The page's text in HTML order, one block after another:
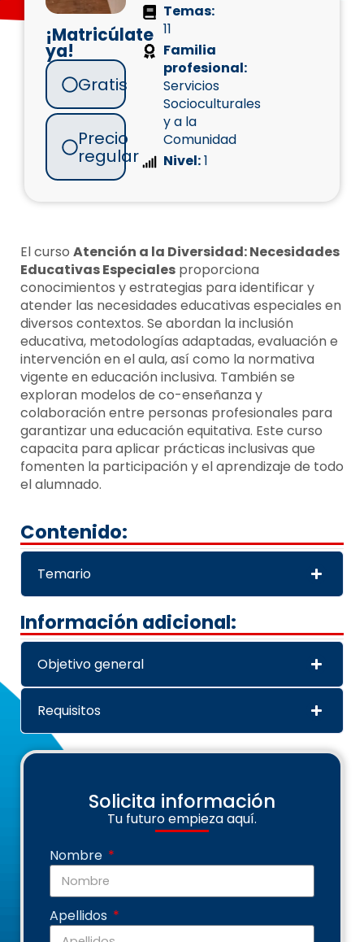
¡Matricúlate
ya!
Gratis
Precio
regular
Temas:
11
Familia
profesional:
Servicios
Socioculturales
y a la
Comunidad
Nivel:1
El curso Atención a la Diversidad: Necesidades
Educativas Especiales proporciona
conocimientos y estrategias para identificar y
atender las necesidades educativas especiales en
diversos contextos. Se abordan la inclusión
educativa, metodologías adaptadas, evaluación e
intervención en el aula, así como la normativa
vigente en educación inclusiva. También se
exploran modelos de co-enseñanza y
colaboración entre personas profesionales para
garantizar una educación equitativa. Este curso
capacita para aplicar prácticas inclusivas que
fomenten la participación y el aprendizaje de todo
el alumnado.
Contenido:
Temario
Información adicional:
Objetivo general
Requisitos
Solicita información
Tu futuro empieza aquí.
Nombre
Apellidos